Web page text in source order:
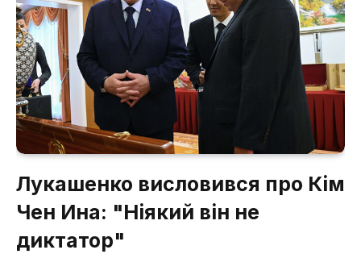
Лукашенко висловився про Кім
Чен Ина: "Ніякий він не
диктатор"